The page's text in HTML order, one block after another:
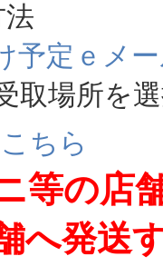
予定ｅメ
取場所を
ちら
等の店
へ発送